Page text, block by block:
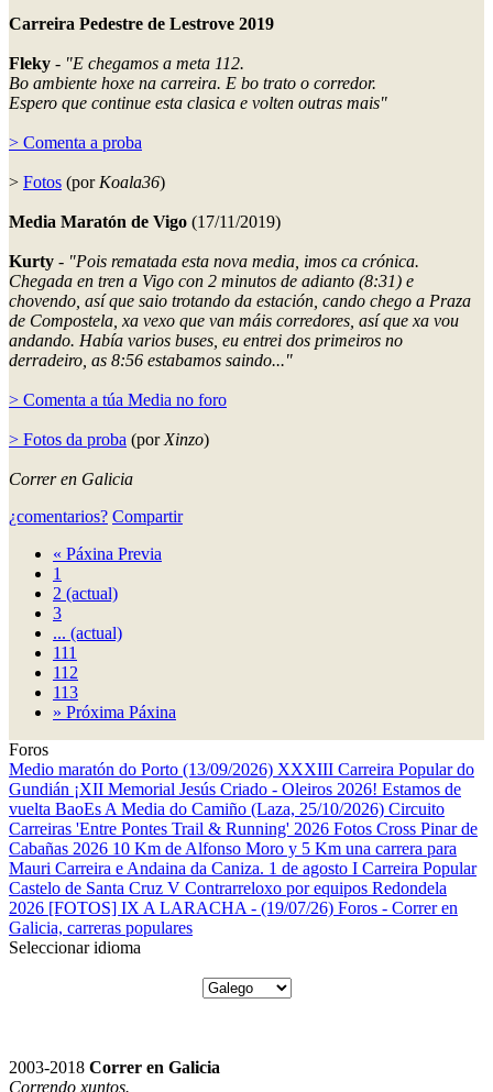
Carreira Pedestre de Lestrove 2019
Fleky - "E chegamos a meta 112.
Bo ambiente hoxe na carreira. E bo trato o corredor.
Espero que continue esta clasica e volten outras mais"
> Comenta a proba
> Fotos (porKoala36)
Media Maratón de Vigo (17/11/2019)
Kurty - "Pois rematada esta nova media, imos ca crónica.
Chegada en tren a Vigo con 2 minutos de adianto (8:31) e
chovendo, así que saio trotando da estación, cando chego a Praza
de Compostela, xa vexo que van máis corredores, así que xa vou
andando. Había varios buses, eu entrei dos primeiros no
derradeiro, as 8:56 estabamos saindo..."
> Comenta a túa Media no foro
> Fotos da proba (porXinzo)
Correr en Galicia
¿comentarios? Compartir
« Páxina Previa
1
2 (actual)
3
... (actual)
111
112
113
» Próxima Páxina
Foros
Medio maratón do Porto (13/09/2026) XXXIII Carreira Popular do
Gundián ¡XII Memorial Jesús Criado - Oleiros 2026! Estamos de
vuelta BaoEsA Media do Camiño (Laza, 25/10/2026) Circuito
Carreiras 'Entre Pontes Trail & Running' 2026 Fotos Cross Pinar de
Cabañas 2026 10 Km de Alfonso Moro y 5 Km una carrera para
Mauri Carreira e Andaina da Caniza. 1 de agosto I Carreira Popular
Castelo de Santa Cruz V Contrarreloxo por equipos Redondela
2026 [FOTOS] IX A LARACHA - (19/07/26) Foros - Correr en
Galicia, carreras populares
Seleccionar idioma
2003-2018 Correr en Galicia
Correndo xuntos.